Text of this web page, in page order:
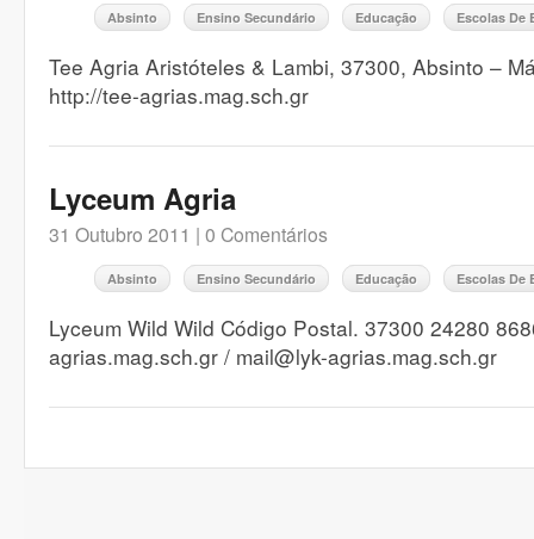
Absinto Ensino Secundário Educação Escolas De
Tee Agria Aristóteles & Lambi, 37300, Absinto –
http://tee-agrias.mag.sch.gr
Lyceum Agria
31 Outubro 2011 | 0 Comentários
Absinto Ensino Secundário Educação Escolas De
Lyceum Wild Wild Código Postal. 37300 24280
agrias.mag.sch.gr / mail@lyk-agrias.mag.sch.gr